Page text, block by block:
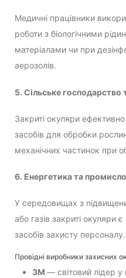
Медичні працівники
роботи з біологічними
матеріалами чи при
аерозолів.
5. Сільське господарство
Закриті окуляри
засобів для обробки
механічних частинок при
6. Енергетика та
У середовищах з
або газів закриті окуляри
засобів захисту персоналу.
Провідні виробники захисних
3M — світовий лідер у